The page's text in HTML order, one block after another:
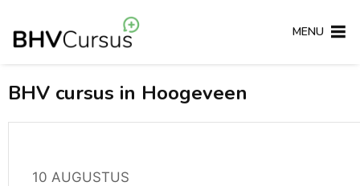
MENU
BHV cursus in Hoogeveen
10 AUGUSTUS